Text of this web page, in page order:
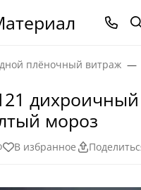
плёночный витраж
мороз
В избранное